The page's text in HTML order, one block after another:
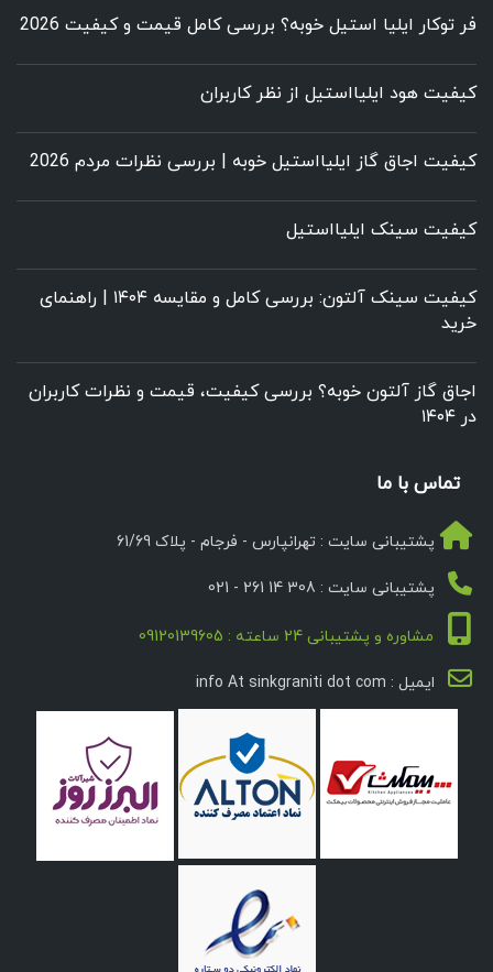
فر توکار ایلیا استیل خوبه؟ بررسی کامل قیمت و کیفیت 2026
کیفیت هود ایلیااستیل از نظر کاربران
کیفیت اجاق گاز ایلیااستیل خوبه | بررسی نظرات مردم 2026
کیفیت سینک ایلیااستیل
کیفیت سینک آلتون: بررسی کامل و مقایسه ۱۴۰۴ | راهنمای
خرید
اجاق گاز آلتون خوبه؟ بررسی کیفیت، قیمت و نظرات کاربران
در ۱۴۰۴
تماس با ما
پشتیبانی سایت : تهرانپارس - فرجام - پلاک 61/69
پشتیبانی سایت : 308 14 261 - 021
مشاوره و پشتیبانی 24 ساعته : 09120139605
ایمیل : info At sinkgraniti dot com